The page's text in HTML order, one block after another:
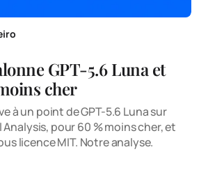
GPT-5.6 Luna et
cher
à un point de GPT-5.6 Luna sur
pour 60 % moins cher, et
licence MIT. Notre analyse.